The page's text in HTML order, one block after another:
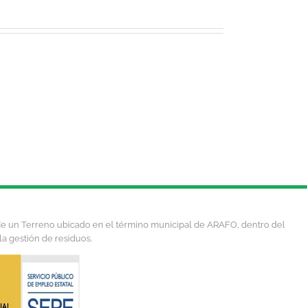
un Terreno ubicado en el término municipal de ARAFO, dentro del
gestión de residuos.